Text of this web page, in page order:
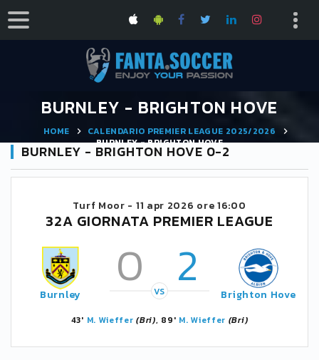
BURNLEY - BRIGHTON HOVE
HOME
CALENDARIO PREMIER LEAGUE 2025/2026
BURNLEY - BRIGHTON HOVE
BURNLEY - BRIGHTON HOVE 0-2
Turf Moor - 11 apr 2026 ore 16:00
32A GIORNATA PREMIER LEAGUE
Burnley 0 2
VS Brighton Hove
43' M. Wieffer (Bri), 89' M. Wieffer (Bri)